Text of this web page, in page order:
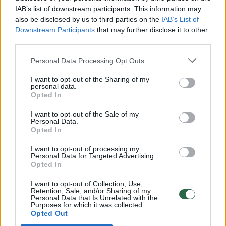
IAB’s list of downstream participants. This information may
also be disclosed by us to third parties on the IAB’s List of
Downstream Participants that may further disclose it to other
Personal Data Processing Opt Outs
I want to opt-out of the Sharing of my
personal data.
Opted In
I want to opt-out of the Sale of my
Personal Data.
Opted In
I want to opt-out of processing my
Personal Data for Targeted Advertising.
Opted In
I want to opt-out of Collection, Use,
Retention, Sale, and/or Sharing of my
Personal Data that Is Unrelated with the
Purposes for which it was collected.
Opted Out
00:00:30
Vaizdai iš tragiškos avarijos Vilniaus r.: dviejų moterų ir
vaiko gyvybių išgelbėti nepavyko
32 laipsnių šilumos
Ukrainos politikoje: jis yra neteisus
Laidos | Nauja diena
00:00:59
Nufilmavo, kaip patvino Vilniaus Vakarinis aplinkkelis:
vaizdas pribloškia